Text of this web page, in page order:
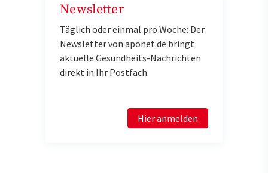
Newsletter
Täglich oder einmal pro Woche: Der
Newsletter von aponet.de bringt
aktuelle Gesundheits-Nachrichten
direkt in Ihr Postfach.
Hier anmelden